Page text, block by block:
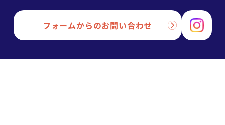
フォームからのお問い合わせ